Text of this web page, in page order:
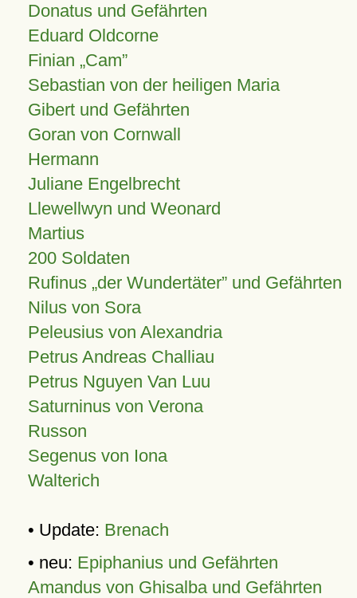
Donatus und Gefährten
Eduard Oldcorne
Finian Cam
Sebastian von der heiligen Maria
Gibert und Gefährten
Goran von Cornwall
Hermann
Juliane Engelbrecht
Llewellwyn und Weonard
Martius
200 Soldaten
Rufinus „der Wundertäter” und Gefährten
Nilus von Sora
Peleusius von Alexandria
Petrus Andreas Challiau
Petrus Nguyen Van Luu
Saturninus von Verona
Russon
Segenus von Iona
Walterich
• Update: Brenach
• neu: Epiphanius und Gefährten
Amandus von Ghisalba und Gefährten